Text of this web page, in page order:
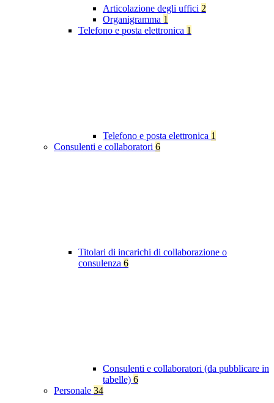
Articolazione degli uffici 2
Organigramma 1
Telefono e posta elettronica 1
Telefono e posta elettronica 1
Consulenti e collaboratori 6
Titolari di incarichi di collaborazione o
consulenza 6
Consulenti e collaboratori (da pubblicare in
tabelle) 6
Personale 34